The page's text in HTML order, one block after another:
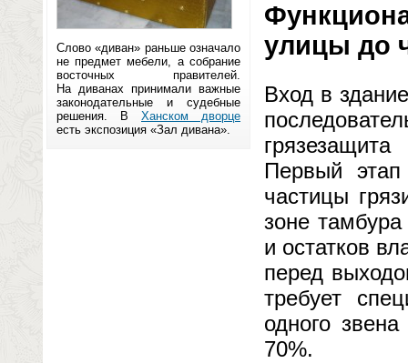
Слово «диван» раньше означало
не предмет мебели, а собрание
восточных правителей.
На диванах принимали важные
законодательные и судебные
решения. В Ханском дворце
есть экспозиция «Зал дивана».
улицы до
Вход в
Первый
частицы
зоне
и остатков
перед
требует
одного
70%.